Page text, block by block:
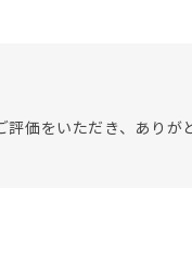
価をいただき、あり